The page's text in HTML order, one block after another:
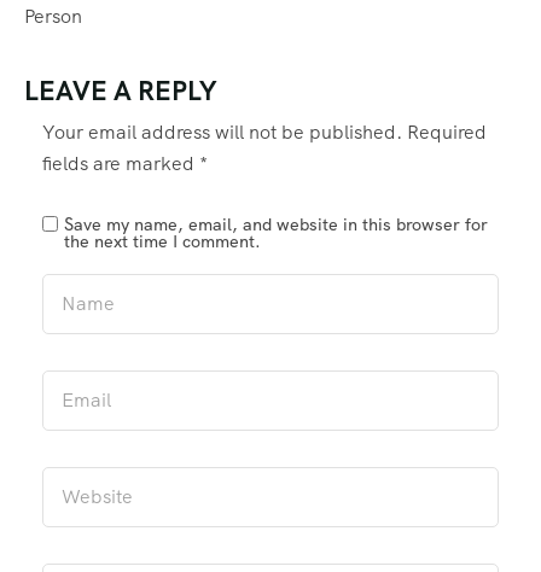
Person
LEAVE A REPLY
Your email address will not be published. Required
fields are marked *
Save my name, email, and website in this browser for
the next time I comment.